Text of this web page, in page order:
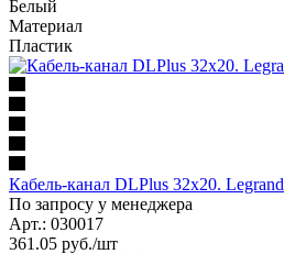
Белый
Материал
Пластик
Кабель-канал DLPlus 32x20. Legrand
По запросу у менеджера
Арт.: 030017
361.05 руб./шт